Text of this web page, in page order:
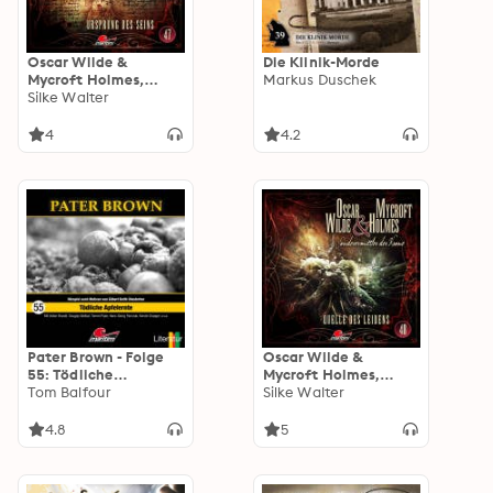
Oscar Wilde &
Mycroft Holmes,
Sonderermittler der
Ursprung des Seins
Silke Walter
4
Die Klinik-Morde
Markus Duschek
4.2
Pater Brown - Folge
55: Tödliche
Apfelernte
Tom Balfour
4.8
Oscar Wilde &
Mycroft Holmes,
Sonderermittler der
Quelle des Leidens
Silke Walter
5